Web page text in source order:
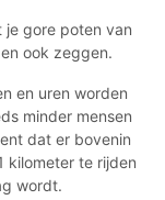
je gore poten van
ook zeggen.
en uren worden
minder mensen
dat er bovenin
kilometer te rijden
wordt.